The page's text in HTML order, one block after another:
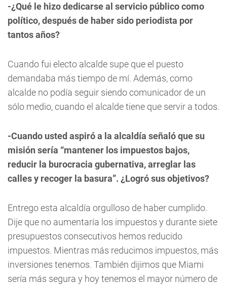
-¿Qué le hizo dedicarse al servicio público como
político, después de haber sido periodista por
tantos años?
Cuando fui electo alcalde supe que el puesto
demandaba más tiempo de mí. Además, como
alcalde no podía seguir siendo comunicador de un
sólo medio, cuando el alcalde tiene que servir a todos.
-Cuando usted aspiró a la alcaldía señaló que su
misión sería “mantener los impuestos bajos,
reducir la burocracia gubernativa, arreglar las
calles y recoger la basura”. ¿Logró sus objetivos?
Entrego esta alcaldía orgulloso de haber cumplido.
Dije que no aumentaría los impuestos y durante siete
presupuestos consecutivos hemos reducido
impuestos. Mientras más reducimos impuestos, más
inversiones tenemos. También dijimos que Miami
sería más segura y hoy tenemos el mayor número de